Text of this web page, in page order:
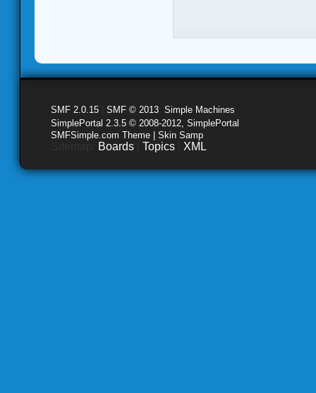
SMF 2.0.15 SMF © 2013 Simple Machines
SimplePortal 2.3.5 © 2008-2012, SimplePortal
SMFSimple.com Theme | Skin Samp
Boards Topics XML